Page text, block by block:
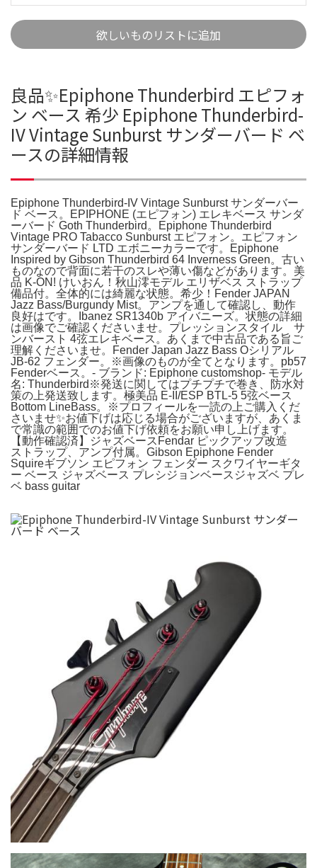
欲しいものリストに追加
良品✨Epiphone Thunderbird エピフォ
ン ベース 希少 Epiphone Thunderbird-
IV Vintage Sunburst サンダーバード ベ
ースの詳細情報
Epiphone Thunderbird-IV Vintage Sunburst サンダーバー
ド ベース。EPIPHONE (エピフォン) エレキベース サンダ
ーバード Goth Thunderbird。Epiphone Thunderbird
Vintage PRO Tabacco Sunburst エピフォン。エピフォン
サンダーバード LTD エボニーカラーです。Epiphone
Inspired by Gibson Thunderbird 64 Inverness Green。古い
ものなので背面に若干のスレや薄い傷などがあります。美
品 K-ON! けいおん！秋山澪モデル エリザベス ストラップ
備品付。全体的には綺麗な状態。希少！Fender JAPAN
Jazz Bass/Burgundy Mist。アンプを通して確認し、動作
良好はです。Ibanez SR1340b アイバニーズ。状態の詳細
は画像でご確認くださいませ。プレッションスタイル サ
ンバースト 4弦エレキベース。あくまで中古品である旨ご
理解くださいませ。Fender Japan Jazz Bass Oシリアル
JB-62 フェンダー。※画像のものが全てとなります。pb57
Fenderベース。- ブランド: Epiphone customshop- モデル
名: Thunderbird※発送に関してはプチプチで巻き、防水対
策の上発送致します。極美品 E-II/ESP BTL-5 5弦ベース
Bottom LineBass。※プロフィールを一読の上ご購入くだ
さいませ✨お値下げは応じる場合がございますが、あくま
で常識の範囲でのお値下げ依頼をお願い申し上げます。
【動作確認済】ジャズベースFendar ピックアップ改造
ストラップ、アンプ付属。Gibson Epiphone Fender
Squireギブソン エピフォン フェンダー スクワイヤーギタ
ー ベース ジャズベース プレシジョンベースジャズベ プレ
ベ bass guitar